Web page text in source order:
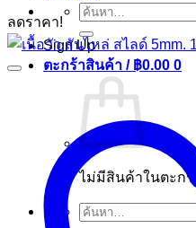
ค้นหา:
Sign Up
ตะกร้าสินค้า / ฿0.00 0
ไม่มีสินค้าในตะกร้า
ค้นหา:
ลดราคา!